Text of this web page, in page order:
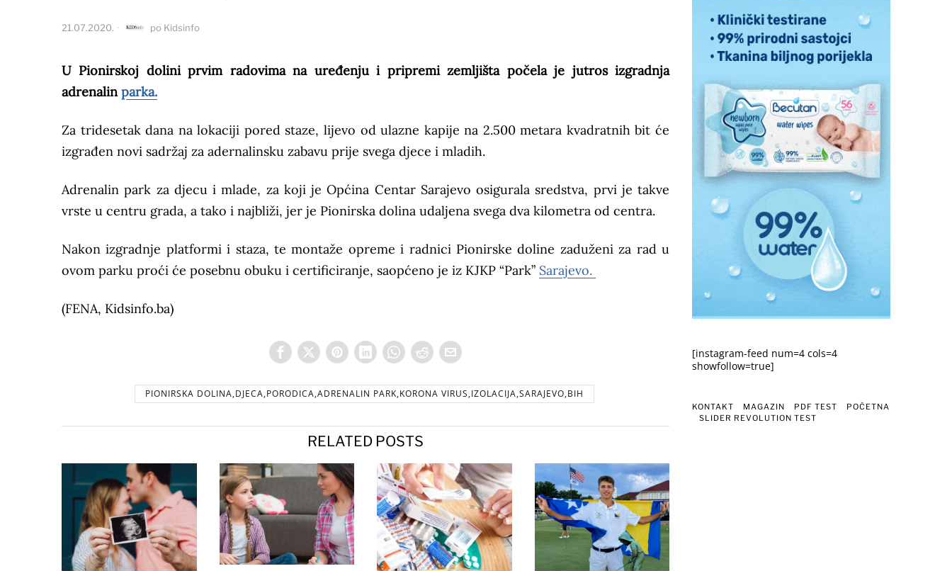
21.07.2020. po Kidsinfo
U Pionirskoj dolini prvim radovima na uređenju i pripremi zemljišta počela je jutros izgradnja
adrenalinparka.
Za tridesetak dana na lokaciji pored staze, lijevo od ulazne kapije na 2.500 metara kvadratnih bit će
izgrađen novi sadržaj za adernalinsku zabavu prije svega djece i mladih.
Adrenalin park za djecu i mlade, za koji je Općina Centar Sarajevo osigurala sredstva, prvi je takve
vrste u centru grada, a tako i najbliži, jer je Pionirska dolina udaljena svega dva kilometra od centra.
Nakon izgradnje platformi i staza, te montaže opreme i radnici Pionirske doline zaduženi za rad u
ovom parku proći će posebnu obuku i certificiranje, saopćeno je iz KJKP “Park” Sarajevo.
(FENA, Kidsinfo.ba)
PIONIRSKA DOLINA,DJECA,PORODICA,ADRENALIN PARK,KORONA VIRUS,IZOLACIJA,SARAJEVO,BIH
RELATED POSTS
[instagram-feed num=4 cols=4
showfollow=true]
KONTAKT MAGAZIN PDF TEST
POČETNA
SLIDER REVOLUTION TEST